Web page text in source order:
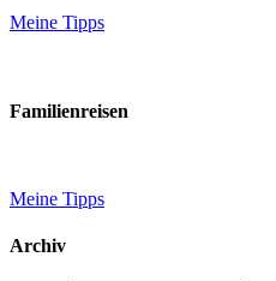
Meine Tipps
Familienreisen
Meine Tipps
Archiv